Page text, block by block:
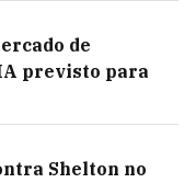
de
previsto para
Shelton no